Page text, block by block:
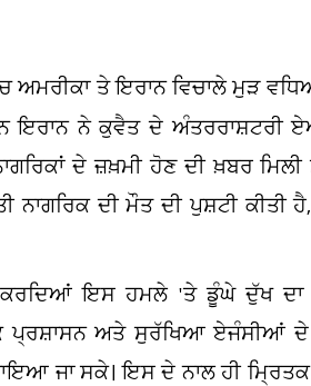
ਅਮਰੀਕਾ ਤੇ ਇਰਾਨ ਵਿਚਾਲੇ ਮੁੜ
ਇਰਾਨ ਨੇ ਕੁਵੈਤ ਦੇ
ਦੇ ਜ਼ਖ਼ਮੀ ਹੋਣ ਦੀ ਖ਼ਬਰ
ਨਾਗਰਿਕ ਦੀ ਮੌਤ ਦੀ ਪੁਸ਼ਟੀ ਕੀਤੀ
ਕਰਦਿਆਂ ਇਸ ਹਮਲੇ 'ਤੇ ਡੂੰਘੇ ਦੁੱਖ ਦਾ
ਪ੍ਰਸ਼ਾਸਨ ਅਤੇ ਸੁਰੱਖਿਆ ਏਜੰਸੀਆਂ ਦੇ
ਜਾ ਸਕੇ। ਇਸ ਦੇ ਨਾਲ ਹੀ ਮ੍ਰਿਤਕ